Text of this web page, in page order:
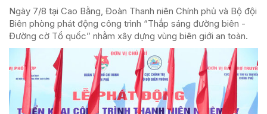
Ngày 7/8 tại Cao Bằng, Đoàn Thanh niên Chính phủ và Bộ đội
Biên phòng phát động công trình “Thắp sáng đường biên -
Đường cờ Tổ quốc” nhằm xây dựng vùng biên giới an toàn.